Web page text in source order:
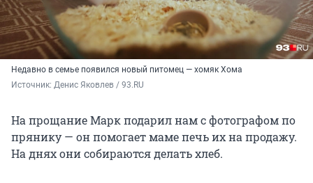
Недавно в семье появился новый питомец — хомяк Хома
Источник: Денис Яковлев / 93.RU
На прощание Марк подарил нам с фотографом по
прянику — он помогает маме печь их на продажу.
На днях они собираются делать хлеб.